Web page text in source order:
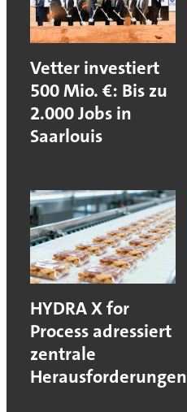
Vetter investiert
500 Mio. €: Bis zu
2.000 Jobs in
Saarlouis
HYDRA X for
Process adressiert
zentrale
Herausforderungen